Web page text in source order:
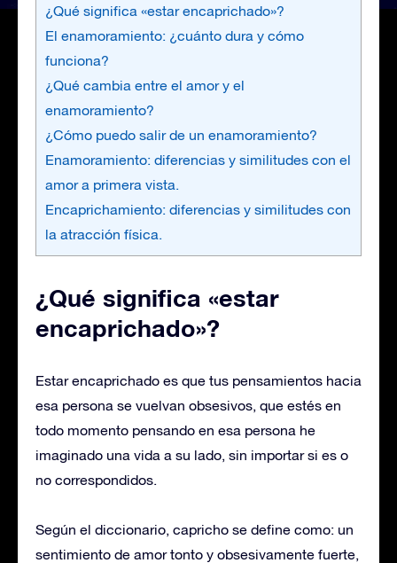
¿Qué significa «estar encaprichado»?
El enamoramiento: ¿cuánto dura y cómo
funciona?
¿Qué cambia entre el amor y el
enamoramiento?
¿Cómo puedo salir de un enamoramiento?
Enamoramiento: diferencias y similitudes con el
amor a primera vista.
Encaprichamiento: diferencias y similitudes con
la atracción física.
¿Qué significa «estar
encaprichado»?
Estar encaprichado es que tus pensamientos hacia
esa persona se vuelvan obsesivos, que estés en
todo momento pensando en esa persona he
imaginado una vida a su lado, sin importar si es o
no correspondidos.
Según el diccionario, capricho se define como: un
sentimiento de amor tonto y obsesivamente fuerte,